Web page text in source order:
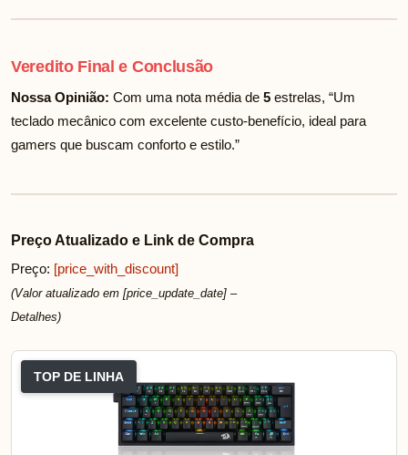
Veredito Final e Conclusão
Nossa Opinião: Com uma nota média de 5 estrelas, “Um
teclado mecânico com excelente custo-benefício, ideal para
gamers que buscam conforto e estilo.”
Preço Atualizado e Link de Compra
Preço: [price_with_discount]
(Valor atualizado em [price_update_date] –
Detalhes)
TOP DE LINHA